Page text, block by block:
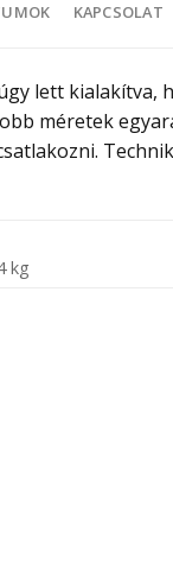
KAPCSOLAT
lett kialakítva,
méretek
kg